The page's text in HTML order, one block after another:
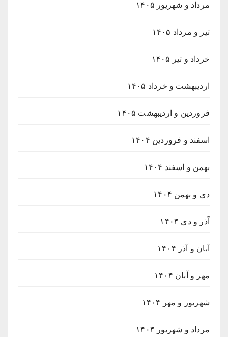
مرداد و شهریور ۱۴۰۵
تیر و مرداد ۱۴۰۵
خرداد و تیر ۱۴۰۵
اردیبهشت و خرداد ۱۴۰۵
فروردین و اردیبهشت ۱۴۰۵
اسفند و فروردین ۱۴۰۴
بهمن و اسفند ۱۴۰۴
دی و بهمن ۱۴۰۴
آذر و دی ۱۴۰۴
آبان و آذر ۱۴۰۴
مهر و آبان ۱۴۰۴
شهریور و مهر ۱۴۰۴
مرداد و شهریور ۱۴۰۴